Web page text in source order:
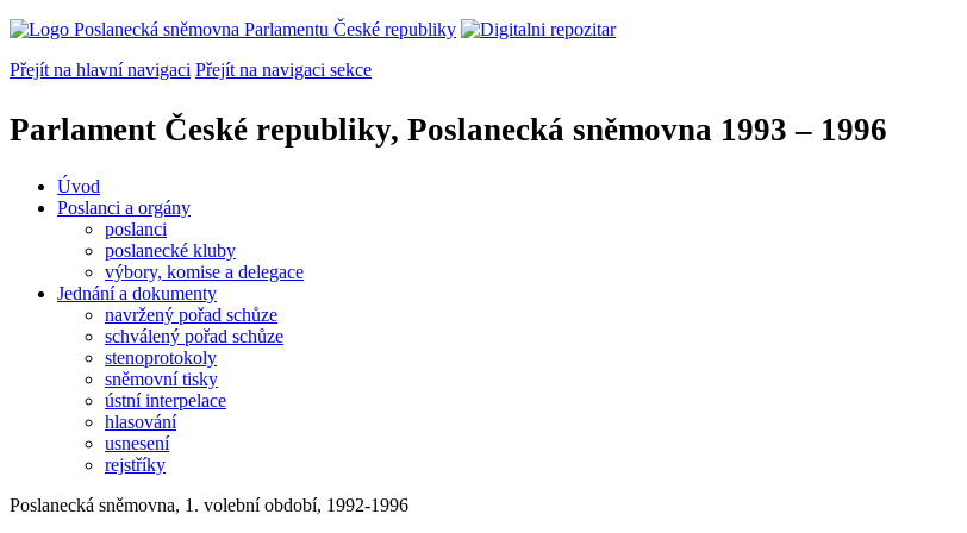
Přejít na hlavní navigaci Přejít na navigaci sekce
Parlament České republiky, Poslanecká sněmovna 1993 – 1996
Úvod
Poslanci a orgány
poslanci
poslanecké kluby
výbory, komise a delegace
Jednání a dokumenty
navržený pořad schůze
schválený pořad schůze
stenoprotokoly
sněmovní tisky
ústní interpelace
hlasování
usnesení
rejstříky
Poslanecká sněmovna, 1. volební období, 1992-1996